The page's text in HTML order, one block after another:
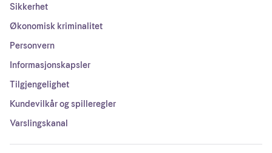
Sikkerhet
Økonomisk kriminalitet
Personvern
Informasjonskapsler
Tilgjengelighet
Kundevilkår og spilleregler
Varslingskanal